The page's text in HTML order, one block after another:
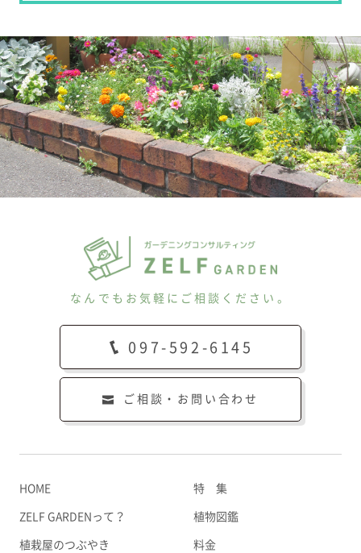
なんでもお気軽にご相談ください。
097-592-6145
ご相談・お問い合わせ
HOME
ZELF GARDENって？
植栽屋のつぶやき
特 集
植物図鑑
料金